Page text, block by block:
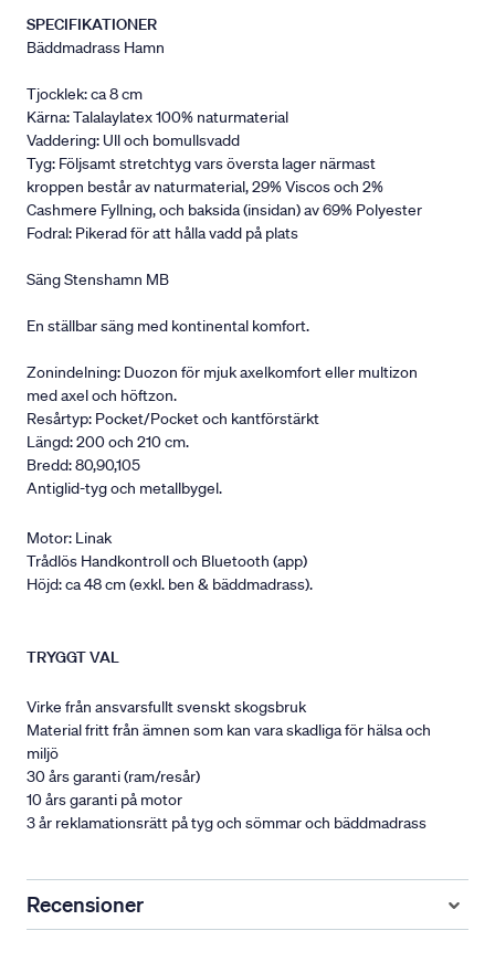
SPECIFIKATIONER
Bäddmadrass Hamn
Tjocklek: ca 8 cm
Kärna: Talalaylatex 100% naturmaterial
Vaddering: Ull och bomullsvadd
Tyg: Följsamt stretchtyg vars översta lager närmast
kroppen består av naturmaterial, 29% Viscos och 2%
Cashmere Fyllning, och baksida (insidan) av 69% Polyester
Fodral: Pikerad för att hålla vadd på plats
Säng Stenshamn MB
En ställbar säng med kontinental komfort.
Zonindelning: Duozon för mjuk axelkomfort eller multizon
med axel och höftzon.
Resårtyp: Pocket/Pocket och kantförstärkt
Längd: 200 och 210 cm.
Bredd: 80,90,105
Antiglid-tyg och metallbygel.
Motor: Linak
Trådlös Handkontroll och Bluetooth (app)
Höjd: ca 48 cm (exkl. ben & bäddmadrass).
TRYGGT VAL
Virke från ansvarsfullt svenskt skogsbruk
Material fritt från ämnen som kan vara skadliga för hälsa och
miljö
30 års garanti (ram/resår)
10 års garanti på motor
3 år reklamationsrätt på tyg och sömmar och bäddmadrass
Recensioner